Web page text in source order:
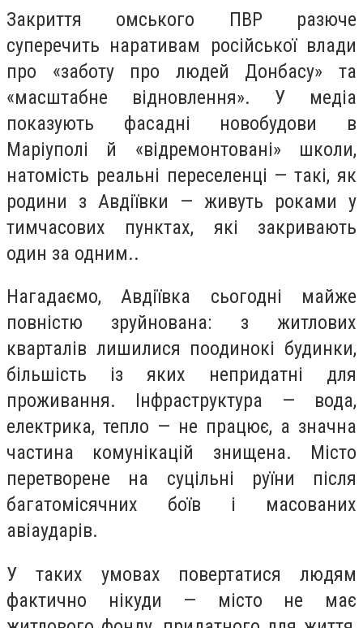
Закриття омського ПВР разюче
суперечить наративам російської влади
про «заботу про людей Донбасу» та
«масштабне відновлення». У медіа
показують фасадні новобудови в
Маріуполі й «відремонтовані» школи,
натомість реальні переселенці — такі, як
родини з Авдіївки — живуть роками у
тимчасових пунктах, які закривають
один за одним..
Нагадаємо, Авдіївка сьогодні майже
повністю зруйнована: з житлових
кварталів лишилися поодинокі будинки,
більшість із яких непридатні для
проживання. Інфраструктура — вода,
електрика, тепло — не працює, а значна
частина комунікацій знищена. Місто
перетворене на суцільні руїни після
багатомісячних боїв і масованих
авіаударів.
У таких умовах повертатися людям
фактично нікуди — місто не має